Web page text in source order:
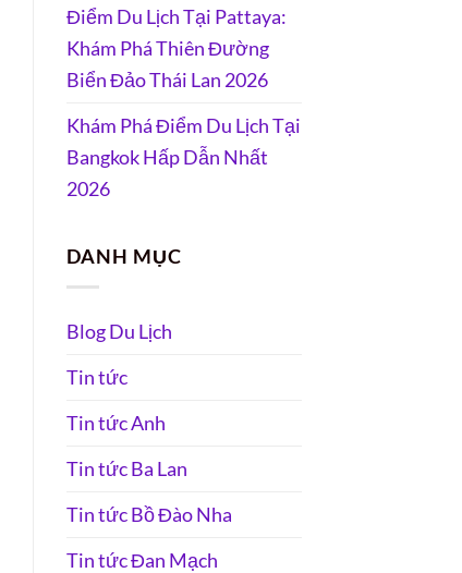
Điểm Du Lịch Tại Pattaya:
Khám Phá Thiên Đường
Biển Đảo Thái Lan 2026
Khám Phá Điểm Du Lịch Tại
Bangkok Hấp Dẫn Nhất
2026
DANH MỤC
Blog Du Lịch
Tin tức
Tin tức Anh
Tin tức Ba Lan
Tin tức Bồ Đào Nha
Tin tức Đan Mạch